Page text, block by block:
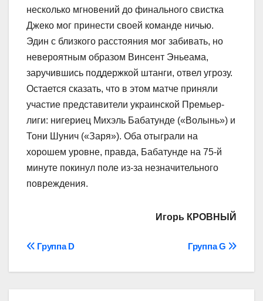
несколько мгновений до финального свистка
Джеко мог принести своей команде ничью.
Эдин с близкого расстояния мог забивать, но
невероятным образом Винсент Эньеама,
заручившись поддержкой штанги, отвел угрозу.
Остается сказать, что в этом матче приняли
участие представители украинской Премьер-
лиги: нигериец Михэль Бабатунде («Волынь») и
Тони Шунич («Заря»). Оба отыграли на
хорошем уровне, правда, Бабатунде на 75-й
минуте покинул поле из-за незначительного
повреждения.
Игорь КРОВНЫЙ
Навігація
записів
Группа G
Группа D